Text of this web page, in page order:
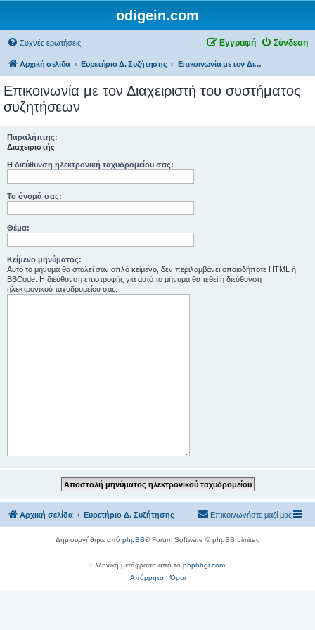
odigein.com
Συχνές ερωτήσεις Σύνδεση
Εγγραφή
Αρχική σελίδα Ευρετήριο Δ. Συζήτησης Επικοινωνία με τον Διαχειριστή του συστήματος συζητήσεων
Επικοινωνία με τον Διαχειριστή του συστήματος
συζητήσεων
Παραλήπτης:
Διαχειριστής
Η διεύθυνση ηλεκτρονική ταχυδρομείου σας:
Το όνομά σας:
Θέμα:
Κείμενο μηνύματος:
Αυτό το μήνυμα θα σταλεί σαν απλό κείμενο, δεν περιλαμβάνει οποιοδήποτε HTML ή
BBCode. Η διεύθυνση επιστροφής για αυτό το μήνυμα θα τεθεί η διεύθυνση
ηλεκτρονικού ταχυδρομείου σας.
Αρχική σελίδα Ευρετήριο Δ. Συζήτησης Επικοινωνήστε μαζί μας
Δημιουργήθηκε από phpBB® Forum Software © phpBB Limited
Ελληνική μετάφραση από το phpbbgr.com
Απόρρητο|Όροι